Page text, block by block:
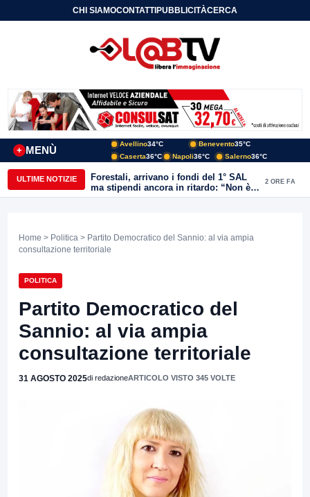
CHI SIAMOCONTATTIPUBBLICITÀCERCA
MENÙ
+
Avellino34°C Benevento35°C
Caserta36°C Napoli36°C Salerno36°C
ULTIME NOTIZIE
Forestali, arrivano i fondi del 1° SAL
ma stipendi ancora in ritardo: “Non è
più sostenibile”
2 ORE FA
Home > Politica > Partito Democratico del Sannio: al via ampia
consultazione territoriale
POLITICA
Partito Democratico del
Sannio: al via ampia
consultazione territoriale
31 AGOSTO 2025di redazioneARTICOLO VISTO 345 VOLTE